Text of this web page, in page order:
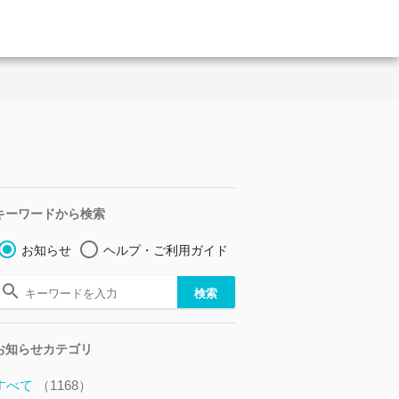
ーワードから検索
お知らせ ヘルプ・ご利用ガイド
知らせカテゴリ
べて （1168）